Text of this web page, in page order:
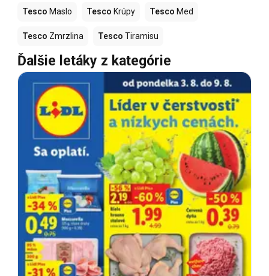
Tesco Maslo Tesco Krúpy Tesco Med
Tesco Zmrzlina Tesco Tiramisu
Ďalšie letáky z kategórie